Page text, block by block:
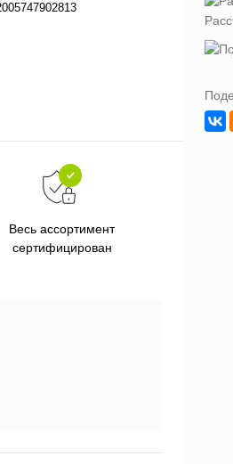
Весь ассортимент
сертифицирован